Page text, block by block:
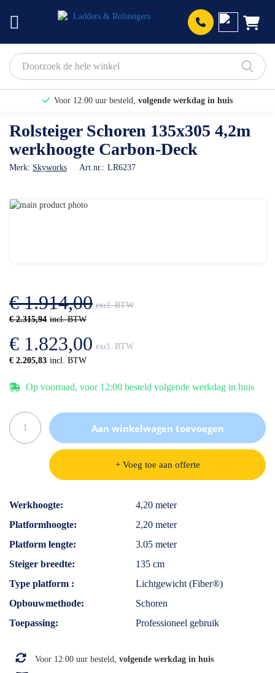
Voor 12:00 uur besteld, volgende werkdag in huis
Bekijk hier onze Actiepagina
Binnen 1 dag eengratis offerte
Rolsteiger Schoren 135x305 4,2m
werkhoogte Carbon-Deck
Merk: Skyworks Art.nr.: LR6237
Ga
gallerij
€ 2.315,94
€ 1.914,00
€ 2.205,83
€ 1.823,00
Op voorraad, voor 12:00 besteld volgende werkdag in huis
Aan winkelwagen toevoegen
+ Voeg toe aan offerte
Specificaties
Werkhoogte
4,20 meter
Platformhoogte
2,20 meter
Platform lengte
3.05 meter
Steiger breedte
135 cm
Type platform
Lichtgewicht (Fiber®)
Opbouwmethode
Schoren
Toepassing
Professioneel gebruik
Voor 12:00 uur besteld, volgende werkdag in huis